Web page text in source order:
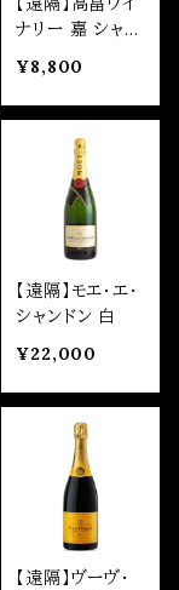
ナリー 嘉 シャル
¥8,800
【遠隔】モエ・エ・
シャンドン 白
¥22,000
【遠隔】ヴーヴ・